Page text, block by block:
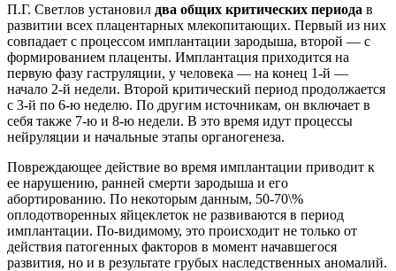
П.Г. Светлов установил два общих критических периода в
развитии всех плацентарных млекопитающих. Первый из них
совпадает с процессом имплантации зародыша, второй — с
формированием плаценты. Имплантация приходится на
первую фазу гаструляции, у человека — на конец 1-й —
начало 2-й недели. Второй критический период продолжается
с 3-й по 6-ю неделю. По другим источникам, он включает в
себя также 7-ю и 8-ю недели. В это время идут процессы
нейруляции и начальные этапы органогенеза.
Повреждающее действие во время имплантации приводит к
ее нарушению, ранней смерти зародыша и его
абортированию. По некоторым данным, 50-70\%
оплодотворенных яйцеклеток не развиваются в период
имплантации. По-видимому, это происходит не только от
действия патогенных факторов в момент начавшегося
развития, но и в результате грубых наследственных аномалий.